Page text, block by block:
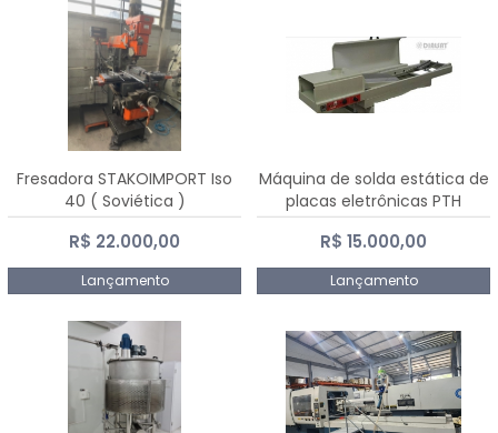
Fresadora STAKOIMPORT Iso
40 ( Soviética )
R$ 22.000,00
Lançamento
Máquina de solda estática de
placas eletrônicas PTH
DIALSAT
R$ 15.000,00
Lançamento